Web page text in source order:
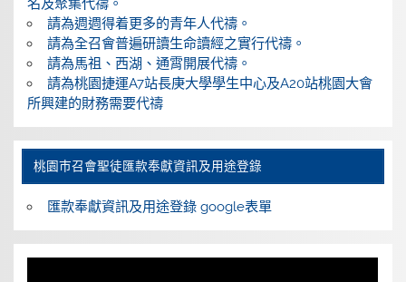
名及聚集代禱。
請為週週得着更多的青年人代禱。
請為全召會普遍研讀生命讀經之實行代禱。
請為馬祖、西湖、通霄開展代禱。
請為桃園捷運A7站長庚大學學生中心及A20站桃園大會
所興建的財務需要代禱
桃園巿召會聖徒匯款奉獻資訊及用途登錄
匯款奉獻資訊及用途登錄 google表單